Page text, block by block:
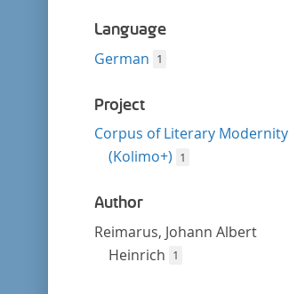
Language
German 1
Project
Corpus of Literary Modernity
(Kolimo+) 1
Author
Reimarus, Johann Albert
Heinrich 1